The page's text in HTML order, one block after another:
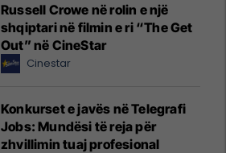
Russell Crowe në rolin e një
shqiptari në filmin e ri “The Get
Out” në CineStar
Cinestar
Konkurset e javës në Telegrafi
Jobs: Mundësi të reja për
zhvillimin tuaj profesional